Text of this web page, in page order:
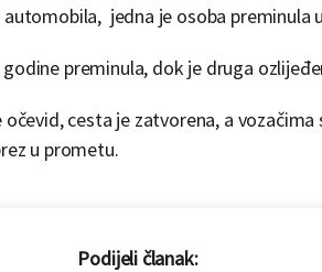
jedna je osoba preminula
preminula, dok je druga
cesta je zatvorena, a
u prometu.
Podijeli članak: